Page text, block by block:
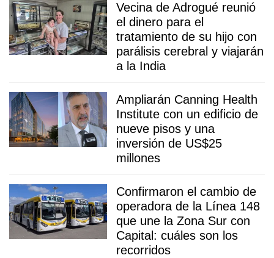
Vecina de Adrogué reunió
el dinero para el
tratamiento de su hijo con
parálisis cerebral y viajarán
a la India
Ampliarán Canning Health
Institute con un edificio de
nueve pisos y una
inversión de US$25
millones
Confirmaron el cambio de
operadora de la Línea 148
que une la Zona Sur con
Capital: cuáles son los
recorridos